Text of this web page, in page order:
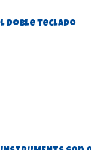
doble teclado